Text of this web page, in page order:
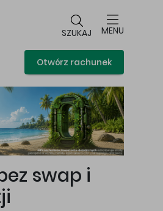
SZUKAJ MENU
Otwórz rachunek
swap i